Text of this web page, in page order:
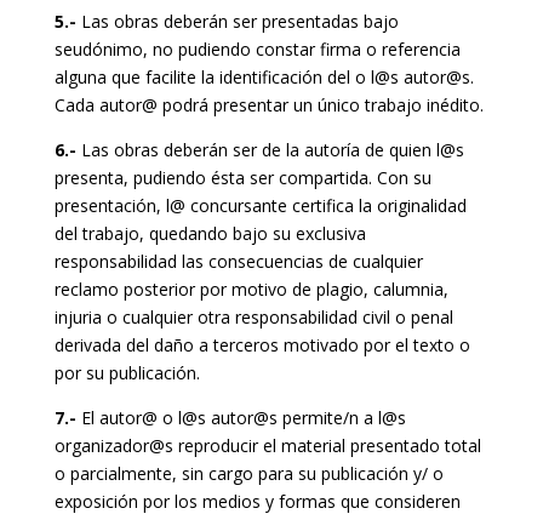
5.- Las obras deberán ser presentadas bajo
seudónimo, no pudiendo constar firma o referencia
alguna que facilite la identificación del o l@s autor@s.
Cada autor@ podrá presentar un único trabajo inédito.
6.- Las obras deberán ser de la autoría de quien l@s
presenta, pudiendo ésta ser compartida. Con su
presentación, l@ concursante certifica la originalidad
del trabajo, quedando bajo su exclusiva
responsabilidad las consecuencias de cualquier
reclamo posterior por motivo de plagio, calumnia,
injuria o cualquier otra responsabilidad civil o penal
derivada del daño a terceros motivado por el texto o
por su publicación.
7.- El autor@ o l@s autor@s permite/n a l@s
organizador@s reproducir el material presentado total
o parcialmente, sin cargo para su publicación y/ o
exposición por los medios y formas que consideren